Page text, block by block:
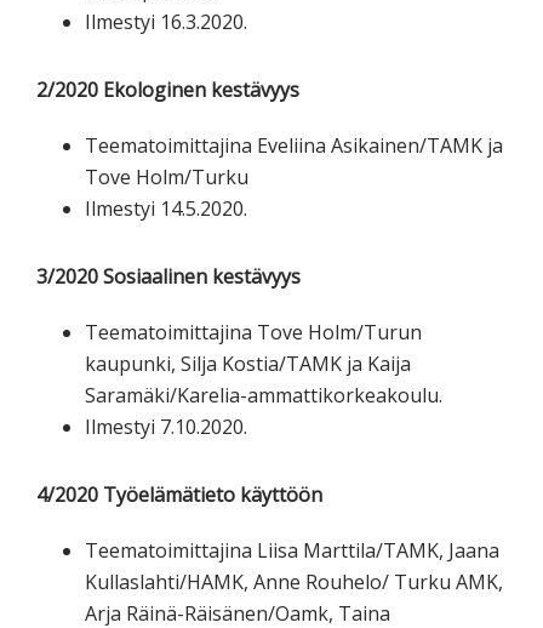
Ilmestyi 16.3.2020.
2/2020 Ekologinen kestävyys
Teematoimittajina Eveliina Asikainen/TAMK ja
Tove Holm/Turku
Ilmestyi 14.5.2020.
3/2020 Sosiaalinen kestävyys
Teematoimittajina Tove Holm/Turun
kaupunki, Silja Kostia/TAMK ja Kaija
Saramäki/Karelia-ammattikorkeakoulu.
Ilmestyi 7.10.2020.
4/2020 Työelämätieto käyttöön
Teematoimittajina Liisa Marttila/TAMK, Jaana
Kullaslahti/HAMK, Anne Rouhelo/ Turku AMK,
Arja Räinä-Räisänen/Oamk, Taina